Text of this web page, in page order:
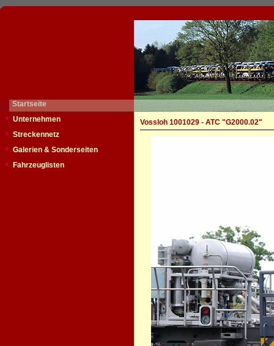
Startseite
Unternehmen
Streckennetz
Galerien & Sonderseiten
Fahrzeuglisten
Vossloh 1001029 - ATC "G2000.02"